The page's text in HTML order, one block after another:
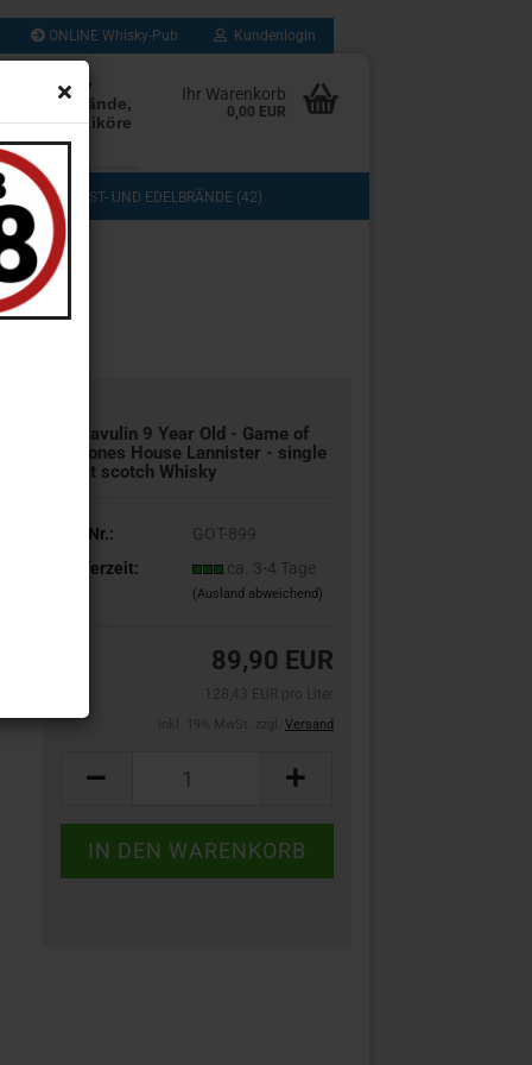
ONLINE Whisky-Pub Kundenlogin
Whisky
Edelbrände,
Cognac, Liköre
mehr
Ihr Warenkorb
0,00 EUR
OBST- UND EDELBRÄNDE (42)
(3)
(8)
Lagavulin 9 Year Old - Game of
Thrones House Lannister - single
Malt scotch Whisky
Art.Nr.:
GOT-899
Lieferzeit:
ca. 3-4 Tage
(Ausland abweichend)
89,90 EUR
Versand